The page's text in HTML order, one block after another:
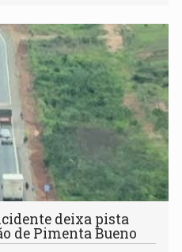
deixa pista
de Pimenta Bueno